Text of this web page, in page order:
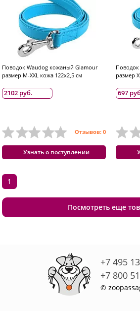
Поводок Waudog кожаный Glamour
размер M-XXL кожа 122x2,5 см
2102 руб.
Отзывов: 0
Узнать о поступлении
размер
697
Посмотреть еще
1
+7 495
+7 800
©